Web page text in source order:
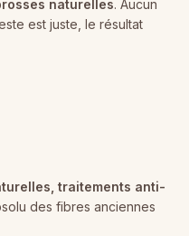
naturelles. Aucun
est juste, le résultat
traitements anti-
des fibres anciennes